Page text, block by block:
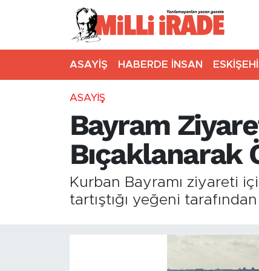
ASAYİŞ HABERDE İNSAN
ASAYİŞ
Bayram
Bıçaklanarak
Kurban Bayramı ziyareti
tartıştığı yeğeni